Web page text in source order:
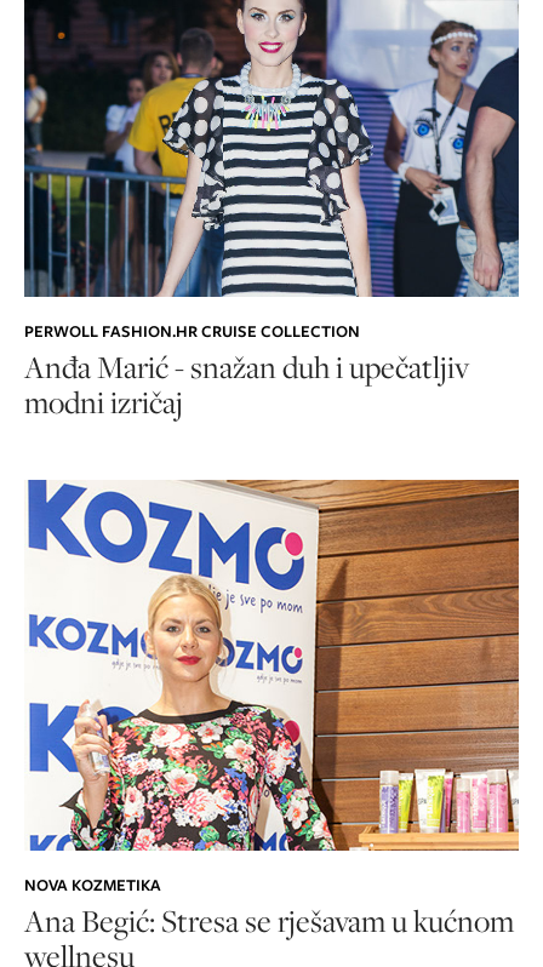
PERWOLL FASHION.HR CRUISE COLLECTION
Anđa Marić - snažan duh i upečatljiv
modni izričaj
NOVA KOZMETIKA
Ana Begić: Stresa se rješavam u kućnom
wellnesu